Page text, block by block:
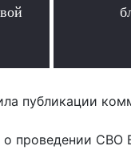
публикации
о проведении СВО